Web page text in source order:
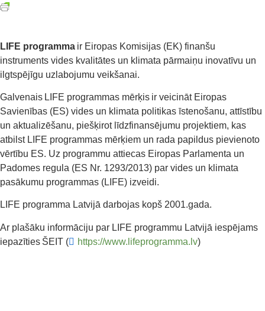
LIFE programma ir Eiropas Komisijas (EK) finanšu
instruments vides kvalitātes un klimata pārmaiņu inovatīvu un
ilgtspējīgu uzlabojumu veikšanai.
Galvenais LIFE programmas mērķis ir veicināt Eiropas
Savienības (ES) vides un klimata politikas īstenošanu, attīstību
un aktualizēšanu, piešķirot līdzfinansējumu projektiem, kas
atbilst LIFE programmas mērķiem un rada papildus pievienoto
vērtību ES. Uz programmu attiecas Eiropas Parlamenta un
Padomes regula (ES Nr. 1293/2013) par vides un klimata
pasākumu programmas (LIFE) izveidi.
LIFE programma Latvijā darbojas kopš 2001.gada.
Ar plašāku informāciju par LIFE programmu Latvijā iespējams
iepazīties ŠEIT (
https://www.lifeprogramma.lv)